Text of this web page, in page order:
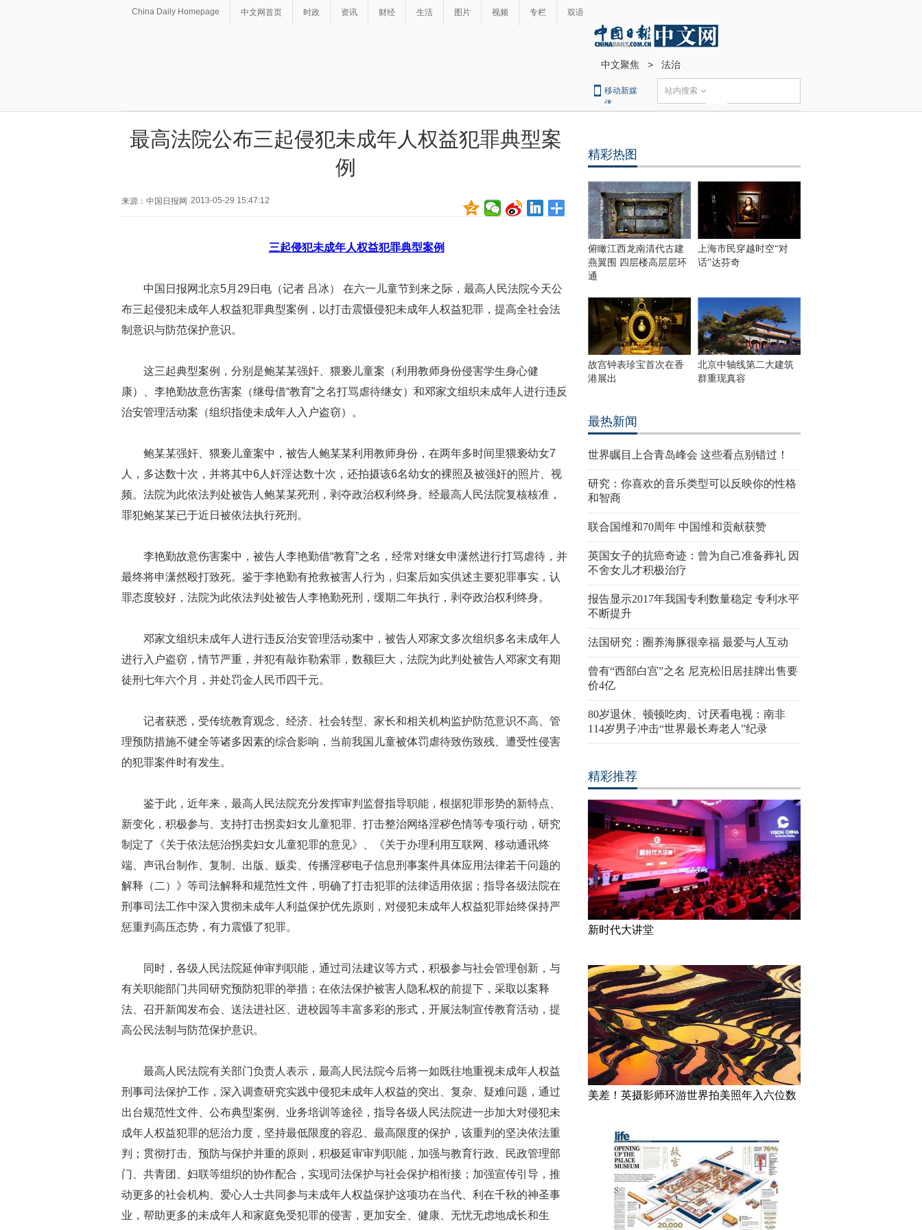
China Daily Homepage 中文网首页 时政 资讯 财经 生活 图片 视频 专栏 双语
中文聚焦 > 法治
移动新媒
体
站内搜索
最高法院公布三起侵犯未成年人权益犯罪典型案
例
来源：中国日报网 2013-05-29 15:47:12
三起侵犯未成年人权益犯罪典型案例
中国日报网北京5月29日电（记者 吕冰）
在六一儿童节到来之际，最高人民法院今天公
布三起侵犯未成年人权益犯罪典型案例，以打击震慑侵犯未成年人权益犯罪，提高全社会法
制意识与防范保护意识。
这三起典型案例，分别是鲍某某强奸、猥亵儿童案（利用教师身份侵害学生身心健
康）、李艳勤故意伤害案（继母借“教育”之名打骂虐待继女）和邓家文组织未成年人进行违反
治安管理活动案（组织指使未成年人入户盗窃）。
鲍某某强奸、猥亵儿童案中，被告人鲍某某利用教师身份，在两年多时间里猥亵幼女7
人，多达数十次，并将其中6 人奸淫达数十次，还拍摄该6名幼女的裸照及被强奸的照片、视
频。法院为此依法判处被告人鲍某某死刑，剥夺政治权利终身。经最高人民法院复核核准，
罪犯鲍某某已于近日被依法执行死刑。
李艳勤故意伤害案中，被告人李艳勤借“教育”之名，经常对继女申潇然进行打骂虐待，并
最终将申潇然殴打致死。鉴于李艳勤有抢救被害人行为，归案后如实供述主要犯罪事实，认
罪态度较好，法院为此依法判处被告人李艳勤死刑，缓期二年执行，剥夺政治权利终身。
邓家文组织未成年人进行违反治安管理活动案中，被告人邓家文多次组织多名未成年人
进行入户盗窃，情节严重，并犯有敲诈勒索罪，数额巨大，法院为此判处被告人邓家文有期
徒刑七年六个月，并处罚金人民币四千元。
记者获悉，受传统教育观念、经济、社会转型、家长和相关机构监护防范意识不高、管
理预防措施不健全等诸多因素的综合影响，当前我国儿童被体罚虐待致伤致残、遭受性侵害
的犯罪案件时有发生。
鉴于此，近年来，最高人民法院充分发挥审判监督指导职能，根据犯罪形势的新特点、
新变化，积极参与、支持打击拐卖妇女儿童犯罪、打击整治网络淫秽色情等专项行动，研究
制定了《关于依法惩治拐卖妇女儿童犯罪的意见》、《关于办理利用互联网、移动通讯终
端、声讯台制作、复制、出版、贩卖、传播淫秽电子信息刑事案件具体应用法律若干问题的
解释（二）》等司法解释和规范性文件，明确了打击犯罪的法律适用依据；指导各级法院在
刑事司法工作中深入贯彻未成年人利益保护优先原则，对侵犯未成年人权益犯罪始终保持严
惩重判高压态势，有力震慑了犯罪。
同时，各级人民法院延伸审判职能，通过司法建议等方式，积极参与社会管理创新，与
有关职能部门共同研究预防犯罪的举措；在依法保护被害人隐私权的前提下，采取以案释
法、召开新闻发布会、送法进社区、进校园等丰富多彩的形式，开展法制宣传教育活动，提
高公民法制与防范保护意识。
最高人民法院有关部门负责人表示，最高人民法院今后将一如既往地重视未成年人权益
刑事司法保护工作，深入调查研究实践中侵犯未成年人权益的突出、复杂、疑难问题，通过
出台规范性文件、公布典型案例、业务培训等途径，指导各级人民法院进一步加大对侵犯未
成年人权益犯罪的惩治力度，坚持最低限度的容忍、最高限度的保护，该重判的坚决依法重
判；贯彻打击、预防与保护并重的原则，积极延审审判职能，加强与教育行政、民政管理部
门、共青团、妇联等组织的协作配合，实现司法保护与社会保护相衔接；加强宣传引导，推
动更多的社会机构、爱心人士共同参与未成年人权益保护这项功在当代、利在千秋的神圣事
业，帮助更多的未成年人和家庭免受犯罪的侵害，更加安全、健康、无忧无虑地成长和生
精彩热图
俯瞰江西龙南清代古建
燕翼围 四层楼高层层环
通
上海市民穿越时空“对
话”达芬奇
故宫钟表珍宝首次在香
港展出
北京中轴线第二大建筑
群重现真容
最热新闻
世界瞩目上合青岛峰会 这些看点别错过！
研究：你喜欢的音乐类型可以反映你的性格
和智商
联合国维和70周年 中国维和贡献获赞
英国女子的抗癌奇迹：曾为自己准备葬礼 因
不舍女儿才积极治疗
报告显示2017年我国专利数量稳定 专利水平
不断提升
法国研究：圈养海豚很幸福 最爱与人互动
曾有“西部白宫”之名 尼克松旧居挂牌出售要
价4亿
80岁退休、顿顿吃肉、讨厌看电视：南非
114岁男子冲击“世界最长寿老人”纪录
精彩推荐
新时代大讲堂
美差！英摄影师环游世界拍美照年入六位数